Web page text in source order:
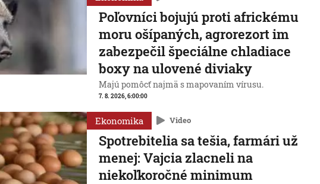
Poľovníci bojujú proti africkému
moru ošípaných, agrorezort im
zabezpečil špeciálne chladiace
boxy na ulovené diviaky
Majú pomôcť najmä s mapovaním vírusu.
7. 8. 2026, 6:00:00
Ekonomika Video
Spotrebitelia sa tešia, farmári už
menej: Vajcia zlacneli na
niekoľkoročné minimum